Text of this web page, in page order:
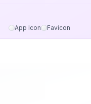
App Icon Favicon